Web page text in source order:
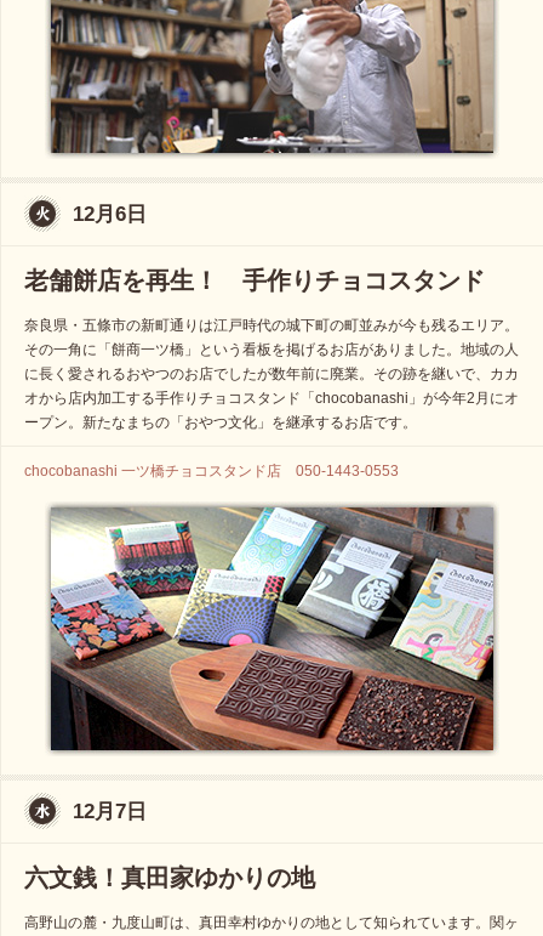
12月6日
老舗餅店を再生！ 手作りチョコスタンド
奈良県・五條市の新町通りは江戸時代の城下町の町並みが今も残るエリア。
その一角に「餅商一ツ橋」という看板を掲げるお店がありました。地域の人
に長く愛されるおやつのお店でしたが数年前に廃業。その跡を継いで、カカ
オから店内加工する手作りチョコスタンド「chocobanashi」が今年2月にオ
ープン。新たなまちの「おやつ文化」を継承するお店です。
chocobanashi 一ツ橋チョコスタンド店 050-1443-0553
12月7日
六文銭！真田家ゆかりの地
高野山の麓・九度山町は、真田幸村ゆかりの地として知られています。関ヶ